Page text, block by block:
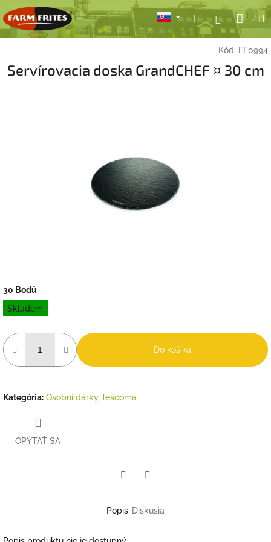
na
obsah
Hľadať
Kód: FF0994
Servírovacia doska GrandCHEF ¤ 30 cm
30 Bodů
Jednotková
cena:
Skladem
Do košíka
Kategória: Osobní dárky Tescoma
OPÝTAŤ SA
Popis Diskusia